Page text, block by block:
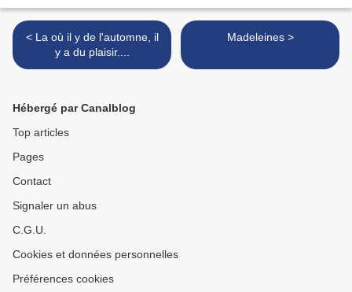
< La où il y de l'automne, il
y a du plaisir....
Madeleines >
Hébergé par Canalblog
Top articles
Pages
Contact
Signaler un abus
C.G.U.
Cookies et données personnelles
Préférences cookies